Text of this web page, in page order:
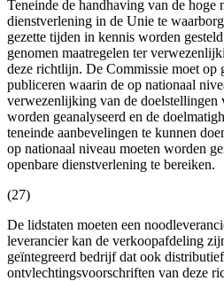
Teneinde de handhaving van de hoge
dienstverlening in de Unie te
gezette tijden in kennis worden
genomen maatregelen ter
deze richtlijn. De Commissie moet op
publiceren waarin de op nationaal
verwezenlijking van de doelstellingen
worden geanalyseerd en de
teneinde aanbevelingen te kunnen
op nationaal niveau moeten worden
openbare dienstverlening te bereiken.
(27)
De lidstaten moeten een
leverancier kan de verkoopafdeling
geïntegreerd bedrijf dat ook
ontvlechtingsvoorschriften van deze